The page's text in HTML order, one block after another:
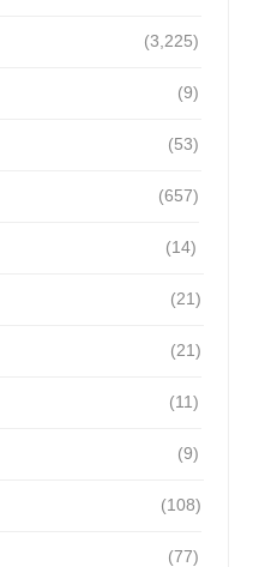
(3,225)
(9)
(53)
(657)
(14)
(21)
(21)
(11)
(9)
(108)
(77)